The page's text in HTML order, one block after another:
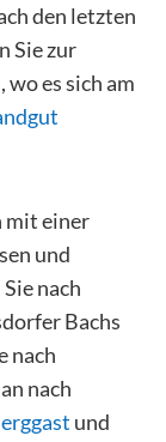
den letzten
Sie zur
es sich am
mit einer
und
nach
Bachs
nach
nach
und